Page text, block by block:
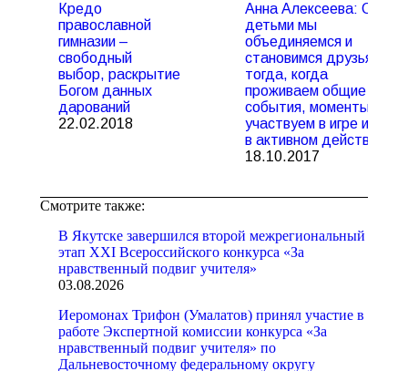
Кредо
православной
гимназии –
свободный
выбор, раскрытие
Богом данных
дарований
22.02.2018
Анна Алексеева: С
детьми мы
объединяемся и
становимся друзьями
тогда, когда
проживаем общие
события, моменты,
участвуем в игре или
в активном действии
18.10.2017
Смотрите также:
В Якутске завершился второй межрегиональный
этап XXI Всероссийского конкурса «За
нравственный подвиг учителя»
03.08.2026
Иеромонах Трифон (Умалатов) принял участие в
работе Экспертной комиссии конкурса «За
нравственный подвиг учителя» по
Дальневосточному федеральному округу